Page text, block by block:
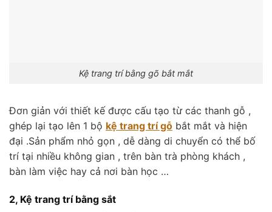
Kệ trang trí bằng gõ bắt mắt
Đơn giản với thiết kế được cấu tạo từ các thanh gỗ ,
ghép lại tạo lên 1 bộ kệ trang trí gỗ bắt mắt và hiện
đại .Sản phẩm nhỏ gọn , dễ dàng di chuyển có thể bố
trí tại nhiều không gian , trên bàn trà phòng khách ,
bàn làm việc hay cả nơi bàn học …
2, Kệ trang trí bằng sắt